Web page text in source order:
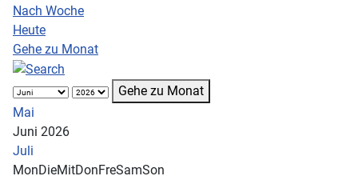
Nach Woche
Heute
Gehe zu Monat
Gehe zu Monat
Mai
Juni 2026
Juli
MonDieMitDonFreSamSon